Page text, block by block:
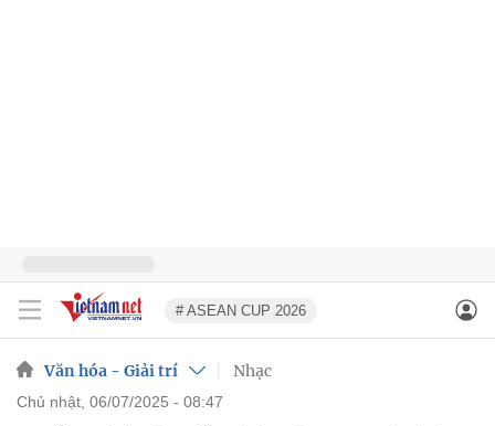
# ASEAN CUP 2026
Văn hóa - Giải trí Nhạc
chủ nhật, 06/07/2025 - 08:47